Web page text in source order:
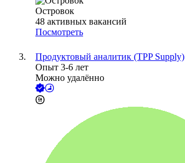
Островок
48 активных вакансий
Посмотреть
Продуктовый аналитик (TPP Supply)
Опыт 3-6 лет
Можно удалённо